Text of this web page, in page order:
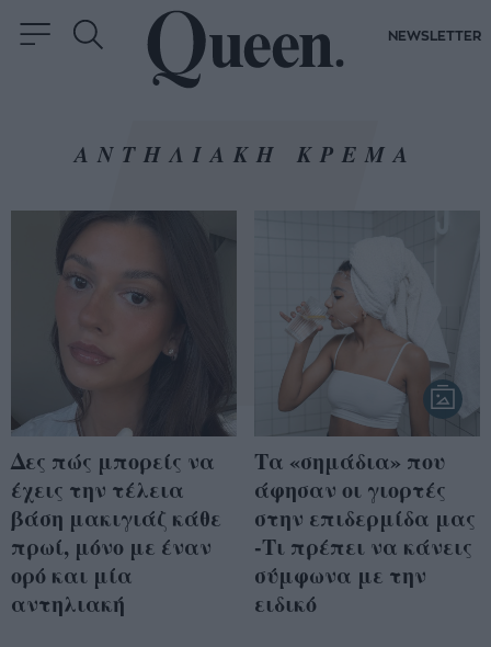
NEWSLETTER
ΑΝΤΗΛΙΑΚΗ ΚΡΕΜΑ
Δες πώς μπορείς να
έχεις την τέλεια
βάση μακιγιάζ κάθε
πρωί, μόνο με έναν
ορό και μία
αντηλιακή
Τα «σημάδια» που
άφησαν οι γιορτές
στην επιδερμίδα μας
-Τι πρέπει να κάνεις
σύμφωνα με την
ειδικό